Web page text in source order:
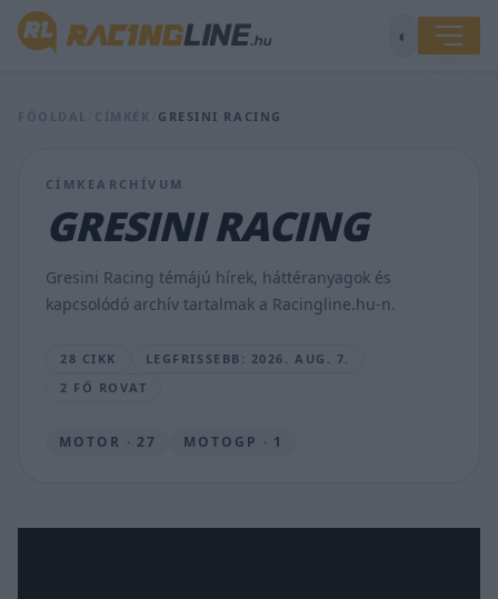
◐
FŐOLDAL CÍMKÉK GRESINI RACING
CÍMKEARCHÍVUM
GRESINI RACING
Gresini Racing témájú hírek, háttéranyagok és
kapcsolódó archív tartalmak a Racingline.hu-n.
28 CIKK
LEGFRISSEBB: 2026. AUG. 7.
2 FŐ ROVAT
MOTOR · 27 MOTOGP · 1
Márquez
élen
a
MotoGP
Nagydíjának
hétvégéjét
2026.